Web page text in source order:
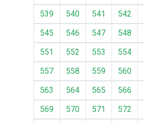
539
540 541 542
545
546 547 548
551
552 553 554
557
558 559 560
563
564 565 566
569
570 571 572